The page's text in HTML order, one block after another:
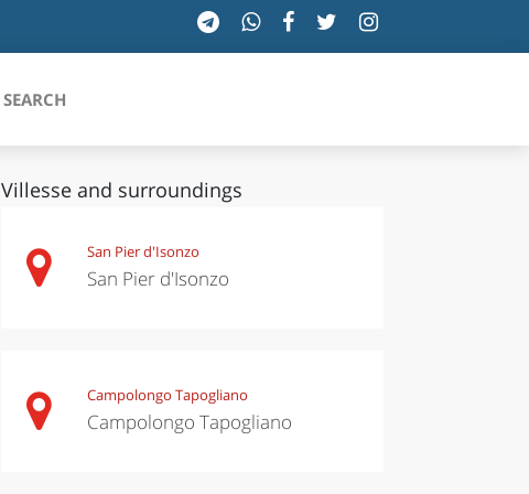
TOSCANA
VALLE D'AOSTA
SEARCH
Villesse and surroundings
San Pier d'Isonzo
San Pier d'Isonzo
Campolongo Tapogliano
Campolongo Tapogliano